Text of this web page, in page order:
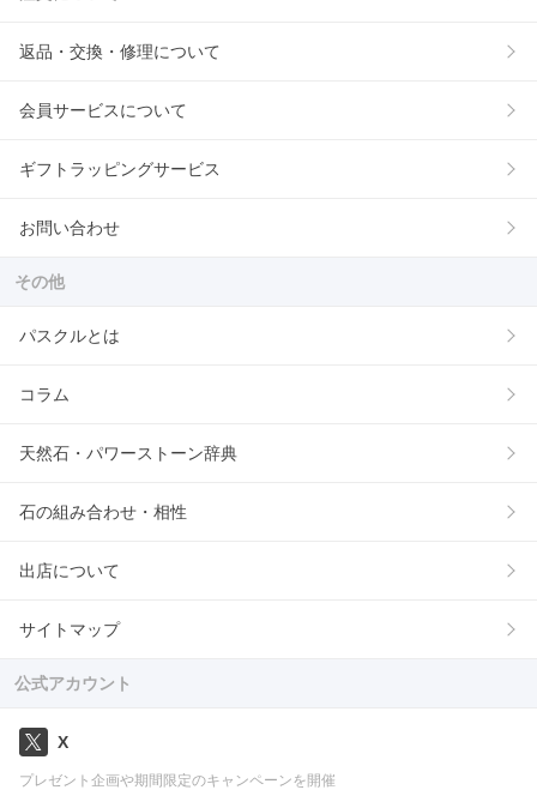
返品・交換・修理について
会員サービスについて
ギフトラッピングサービス
お問い合わせ
その他
パスクルとは
コラム
天然石・パワーストーン辞典
石の組み合わせ・相性
出店について
サイトマップ
公式アカウント
X
プレゼント企画や期間限定のキャンペーンを開催